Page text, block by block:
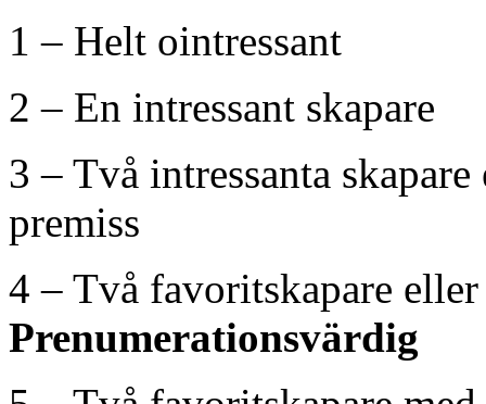
1 – Helt ointressant
2 – En intressant skapare
3 – Två intressanta
premiss
4 – Två favoritskapare
Prenumerationsvärdig